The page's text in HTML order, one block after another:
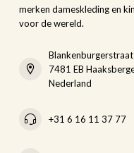
merken dameskleding en
voor de wereld.
7481 EB
Nederland
+31 6 16 11 37 77